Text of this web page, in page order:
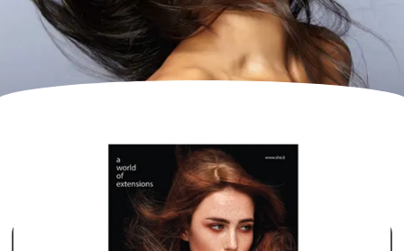
Προκαθορισμένη ταξινόμηση